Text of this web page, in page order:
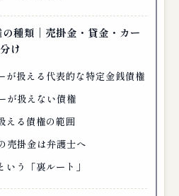
種類｜売掛金・貸金・カー
け
が扱える代表的な特定金銭債権
が扱えない債権
える債権の範囲
売掛金は弁護士へ
いう「裏ルート」